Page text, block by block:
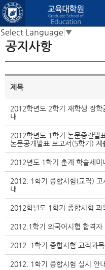
본문 바로가기
Select Language ▼
공지사항
제목
2012학년도 2학기 재학생 장학
내
2012학년도 1학기 논문중간발
논문공개발표 보고서(5학기) 제
2012년도 1학기 춘계 학술세미
2012. 1학기 종합시험(교직) 고
내
2012학년도 1학기 종합시험 과
2012.1학기 외국어시험 합격자
2012. 1학기 종합시험 교직과목
2012. 1학기 종합시험 실시 안